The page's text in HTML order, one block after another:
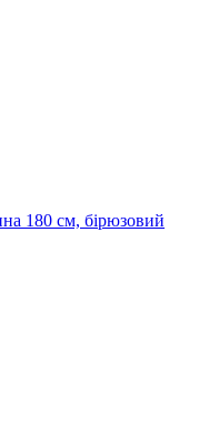
180 см, бірюзовий